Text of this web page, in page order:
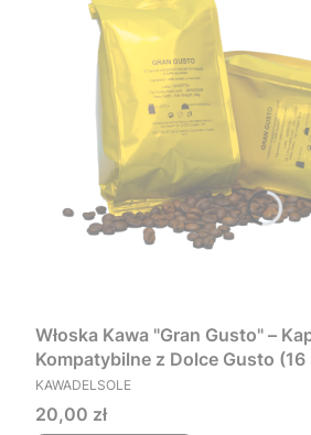
Włoska Kawa "Gran Gusto" –
Kompatybilne z Dolce Gusto (16
PRODUCENT
KAWADELSOLE
Cena
20,00 zł